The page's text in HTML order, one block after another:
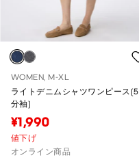
WOMEN, M-XL
ライトデニムシャツワンピース(5
分袖)
¥1,990
値下げ
オンライン商品